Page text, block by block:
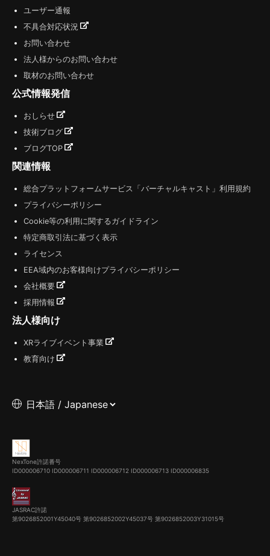
ユーザー通報
不具合対応状況
お問い合わせ
法人様からのお問い合わせ
取材のお問い合わせ
公式情報発信
おしらせ
技術ブログ
ブログTOP
関連情報
総合プラットフォームサービス「バーチャルキャスト」利用規約
プライバシーポリシー
Cookie等の利用に関するガイドライン
特定商取引法に基づく表示
ライセンス
EEA域内のお客様向けプライバシーポリシー
会社概要
採用情報
法人様向け
XRライブイベント事業
教育向け
NexTone許諾番号
ID000006710 ID000006711 ID000006712 ID000006713 ID000006835
JASRAC許諾
第9026852001Y45040号 第9026852002Y45037号 第9026852003Y31015号